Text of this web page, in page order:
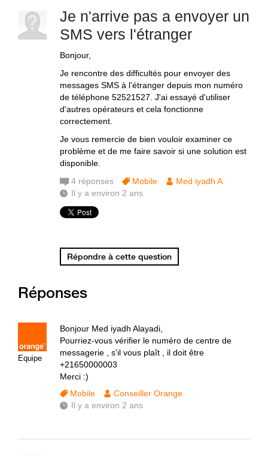
Je n'arrive pas a envoyer un
SMS vers l'étranger
Bonjour,
Je rencontre des difficultés pour envoyer des
messages SMS à l'étranger depuis mon numéro
de téléphone 52521527. J'ai essayé d'utiliser
d'autres opérateurs et cela fonctionne
correctement.
Je vous remercie de bien vouloir examiner ce
problème et de me faire savoir si une solution est
disponible.
4 réponses Mobile
Med iyadh A.
Il y a environ 2 ans
Répondre à cette question
Réponses
Equipe
Bonjour Med iyadh Alayadi,
Pourriez-vous vérifier le numéro de centre de
messagerie , s'il vous plaît , il doit être
+21650000003
Merci :)
Mobile
Conseiller Orange
Il y a environ 2 ans